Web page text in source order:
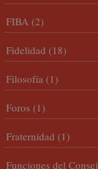
FIBA (2)
Fidelidad (18)
Filosofía (1)
Foros (1)
Fraternidad (1)
Funciones del